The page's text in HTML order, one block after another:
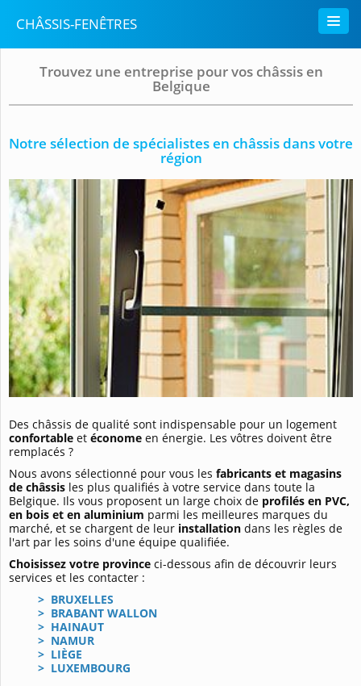
CHÂSSIS-FENÊTRES
Trouvez une entreprise pour vos châssis en
Belgique
Notre sélection de spécialistes en châssis dans votre
région
Des châssis de qualité sont indispensable pour un logement
confortable et économe en énergie. Les vôtres doivent être
remplacés ?
Nous avons sélectionné pour vous les fabricants et magasins
de châssis les plus qualifiés à votre service dans toute la
Belgique. Ils vous proposent un large choix de profilés en PVC,
en bois et en aluminium parmi les meilleures marques du
marché, et se chargent de leur installation dans les règles de
l'art par les soins d'une équipe qualifiée.
Choisissez votre province ci-dessous afin de découvrir leurs
services et les contacter :
> BRUXELLES
> BRABANT WALLON
> HAINAUT
> NAMUR
> LIÈGE
> LUXEMBOURG